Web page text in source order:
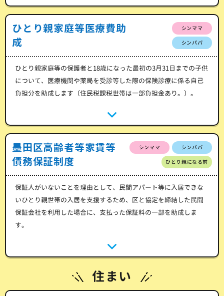
ひとり親家庭等医療費助
成
シンママ
シンパパ
ひとり親家庭等の保護者と18歳になった最初の3月31日までの子供
について、医療機関や薬局を受診等した際の保険診療に係る自己
負担分を助成します（住民税課税世帯は一部負担金あり。）。
墨田区高齢者等家賃等
債務保証制度
シンママ シンパパ
ひとり親になる前
保証人がいないことを理由として、民間アパート等に入居できな
いひとり親世帯の入居を支援するため、区と協定を締結した民間
保証会社を利用した場合に、支払った保証料の一部を助成しま
す。
住まい